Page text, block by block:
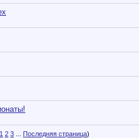
1 2 3 Последняя страница)